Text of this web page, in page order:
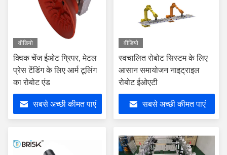
वीडियो
क्विक चेंज ईओट ग्रिपर, मेटल
प्रेस टेंडिंग के लिए आर्म टूलिंग
का रोबोट एंड
सबसे अच्छी कीमत पाएं
वीडियो
स्वचालित रोबोट सिस्टम के लिए
आसान समायोजन नाइट्राइल
रोबोट ईओएटी
सबसे अच्छी कीमत पाएं